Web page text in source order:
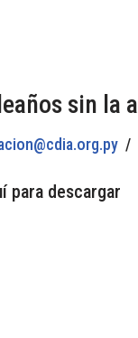
sin la
para descargar